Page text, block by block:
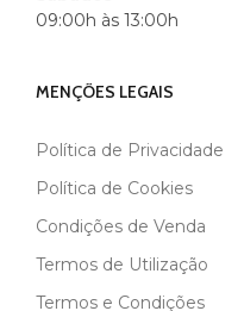
09:00h às 13:00h
MENÇÕES LEGAIS
Política de Privacidade
Política de Cookies
Condições de Venda
Termos de Utilização
Termos e Condições